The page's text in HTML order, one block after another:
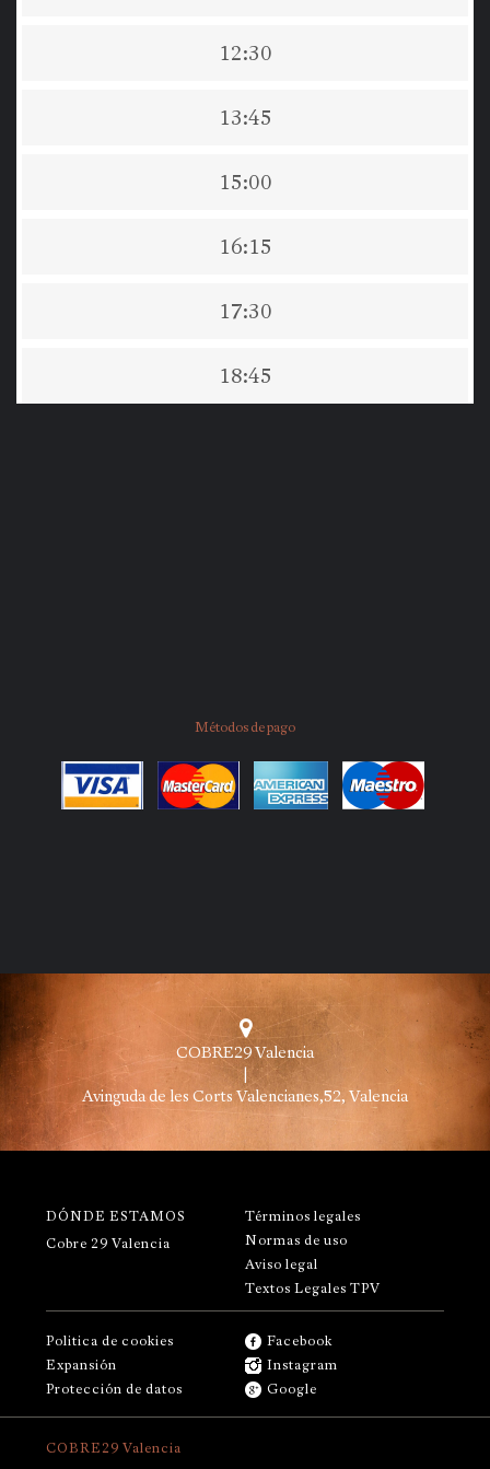
Métodos de pago
COBRE29 Valencia
|
Avinguda de les Corts Valencianes,52, Valencia
DÓNDE ESTAMOS
Cobre 29 Valencia
Términos legales
Normas de uso
Aviso legal
Textos Legales TPV
Politica de cookies
Expansión
Protección de datos
Facebook
Instagram
Google
COBRE29 Valencia